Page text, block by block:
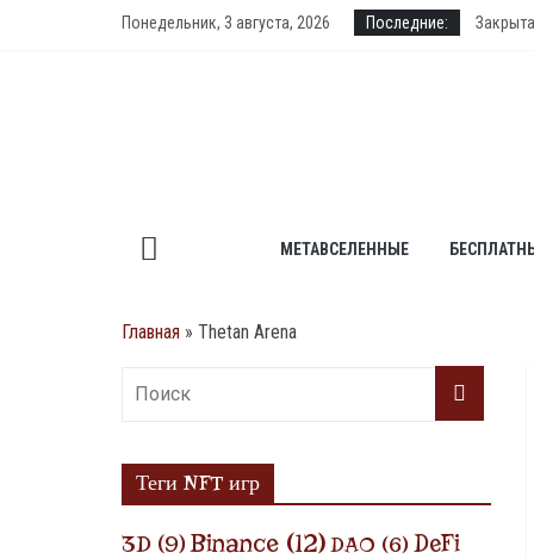
Понедельник, 3 августа, 2026 Последние:
DeFi
Dark
МЕТАВСЕЛЕННЫЕ
Главная » Thetan Arena
Теги NFT игр
3D (9)Binance (12)DAO (6) DeFi